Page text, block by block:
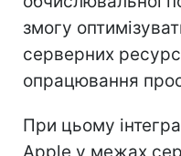
змогу
серверних
опрацювання
При цьому
Apple у межах